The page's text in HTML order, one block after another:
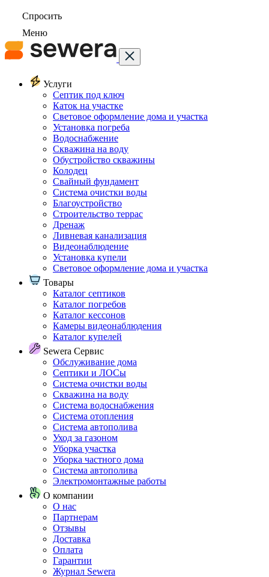
Спросить
Меню
Услуги
Септик под ключ
Каток на участке
Световое оформление дома и участка
Установка погреба
Водоснабжение
Скважина на воду
Обустройство скважины
Колодец
Свайный фундамент
Система очистки воды
Благоустройство
Строительство террас
Дренаж
Ливневая канализация
Видеонаблюдение
Установка купели
Световое оформление дома и участка
Товары
Каталог септиков
Каталог погребов
Каталог кессонов
Камеры видеонаблюдения
Каталог купелей
Sewera Сервис
Обслуживание дома
Септики и ЛОСы
Система очистки воды
Скважина на воду
Система водоснабжения
Система отопления
Система автополива
Уход за газоном
Уборка участка
Уборка частного дома
Система автополива
Электромонтажные работы
О компании
О нас
Партнерам
Отзывы
Доставка
Оплата
Гарантии
Журнал Sewera